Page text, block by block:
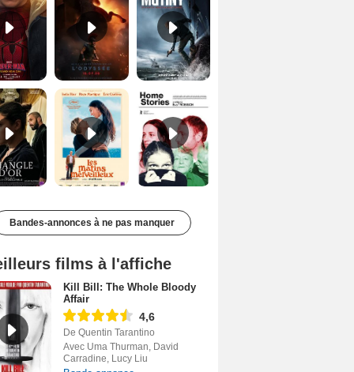
Les Matins merveilleux Bande-annonce VF Home stories Bande-annonce VO STFR
Bandes-annonces à ne pas manquer
films à l'affiche
Kill Bill: The Whole Bloody
Affair
4,6
De Quentin Tarantino
Avec Uma Thurman, David
Carradine, Lucy Liu